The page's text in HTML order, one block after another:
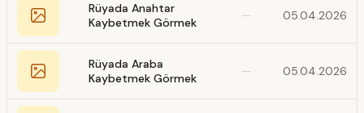
Rüyada Anahtar
Kaybetmek Görmek
— 05.04.2026
Rüyada Araba
Kaybetmek Görmek
— 05.04.2026